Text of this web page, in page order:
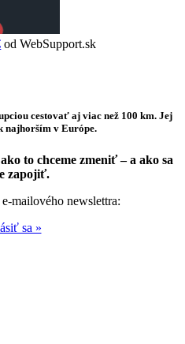
od WebSupport.sk
cestovať aj viac než 100 km. Jej
najhorším v Európe.
to chceme zmeniť – a ako sa
zapojiť.
mailového newslettra:
sa »